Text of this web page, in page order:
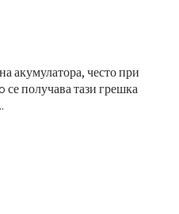
акумулатора, често при
се получава тази грешка